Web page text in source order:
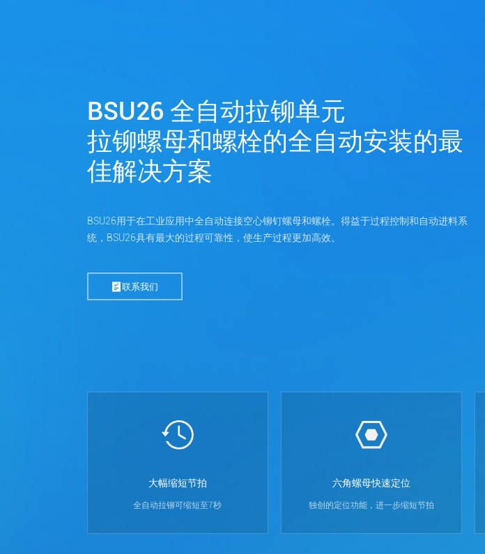
BSU26 全自动拉铆单元
拉铆螺母和螺栓的全自动安装的最
佳解决方案
BSU26用于在工业应用中全自动连接空心铆钉螺母和螺栓。得益于过程控制和自动进料系
统，BSU26具有最大的过程可靠性，使生产过程更加高效。
联系我们
大幅缩短节拍
全自动拉铆可缩短至7秒
六角螺母快速定位
独创的定位功能，进一步缩短节拍